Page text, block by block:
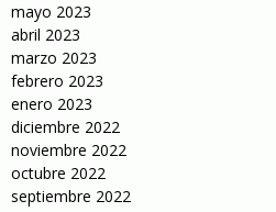
mayo 2023
abril 2023
marzo 2023
febrero 2023
enero 2023
diciembre 2022
noviembre 2022
octubre 2022
septiembre 2022